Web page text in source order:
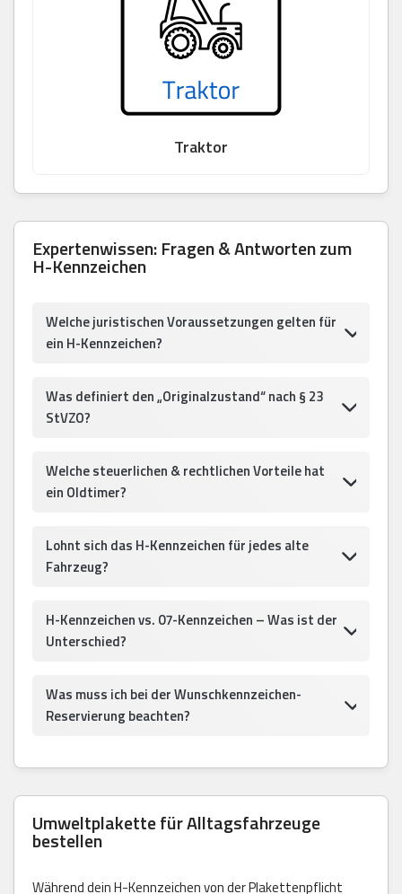
Traktor
Expertenwissen: Fragen & Antworten zum
H-Kennzeichen
Welche juristischen Voraussetzungen gelten für
ein H-Kennzeichen?
Was definiert den „Originalzustand“ nach § 23
StVZO?
Welche steuerlichen & rechtlichen Vorteile hat
ein Oldtimer?
Lohnt sich das H-Kennzeichen für jedes alte
Fahrzeug?
H-Kennzeichen vs. 07-Kennzeichen – Was ist der
Unterschied?
Was muss ich bei der Wunschkennzeichen-
Reservierung beachten?
Umweltplakette für Alltagsfahrzeuge
bestellen
Während dein H-Kennzeichen von der Plakettenpflicht